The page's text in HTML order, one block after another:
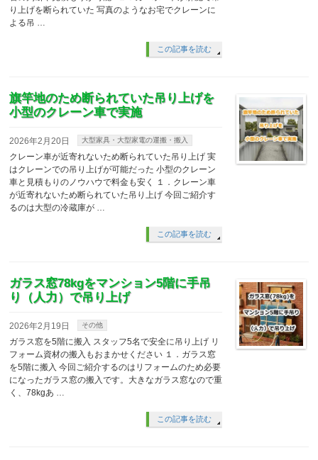
り上げを断られていた 写真のようなお宅でクレーンに
よる吊 …
この記事を読む
旗竿地のため断られていた吊り上げを
小型のクレーン車で実施
2026年2月20日 大型家具・大型家電の運搬・搬入
クレーン車が近寄れないため断られていた吊り上げ 実
はクレーンでの吊り上げが可能だった 小型のクレーン
車と見積もりのノウハウで料金も安く １．クレーン車
が近寄れないため断られていた吊り上げ 今回ご紹介す
るのは大型の冷蔵庫が …
この記事を読む
ガラス窓78kgをマンション5階に手吊
り（人力）で吊り上げ
2026年2月19日 その他
ガラス窓を5階に搬入 スタッフ5名で安全に吊り上げ リ
フォーム資材の搬入もおまかせください １．ガラス窓
を5階に搬入 今回ご紹介するのはリフォームのため必要
になったガラス窓の搬入です。大きなガラス窓なので重
く、78kgあ …
この記事を読む